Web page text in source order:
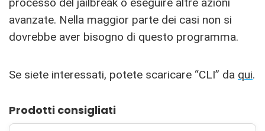
avanzate. Nella maggior parte dei casi non si
dovrebbe aver bisogno di questo programma.
Se siete interessati, potete scaricare “CLI” da qui.
Prodotti consigliati